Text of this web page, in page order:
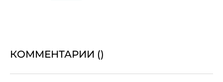
КОММЕНТАРИИ ()